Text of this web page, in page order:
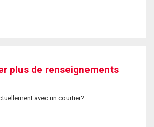
plus de renseignements
avec un courtier?